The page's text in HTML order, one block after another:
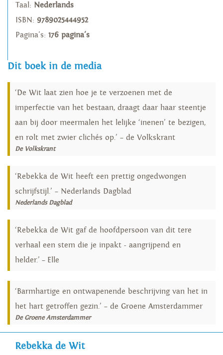
Taal: Nederlands
ISBN: 9789025444952
Pagina's: 176 pagina's
Dit boek in de media
‘De Wit laat zien hoe je te verzoenen met de
imperfectie van het bestaan, draagt daar haar steentje
aan bij door meermalen het lelijke ‘inenen’ te bezigen,
en rolt met zwier clichés op.’ – de Volkskrant
De Volkskrant
‘Rebekka de Wit heeft een prettig ongedwongen
schrijfstijl.’ – Nederlands Dagblad
Nederlands Dagblad
‘Rebekka de Wit gaf de hoofdpersoon van dit tere
verhaal een stem die je inpakt - aangrijpend en
helder.’ – Elle
‘Barmhartige en ontwapenende beschrijving van het in
het hart getroffen gezin.’ – de Groene Amsterdammer
De Groene Amsterdammer
Rebekka de Wit